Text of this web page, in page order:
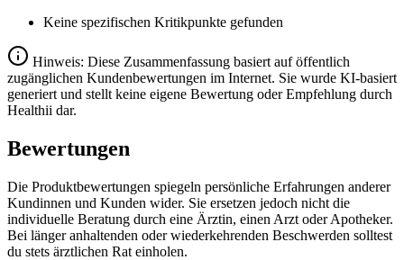
Keine spezifischen Kritikpunkte gefunden
Hinweis: Diese Zusammenfassung basiert auf öffentlich
zugänglichen Kundenbewertungen im Internet. Sie wurde KI-basiert
generiert und stellt keine eigene Bewertung oder Empfehlung durch
Healthii dar.
Bewertungen
Die Produktbewertungen spiegeln persönliche Erfahrungen anderer
Kundinnen und Kunden wider. Sie ersetzen jedoch nicht die
individuelle Beratung durch eine Ärztin, einen Arzt oder Apotheker.
Bei länger anhaltenden oder wiederkehrenden Beschwerden solltest
du stets ärztlichen Rat einholen.